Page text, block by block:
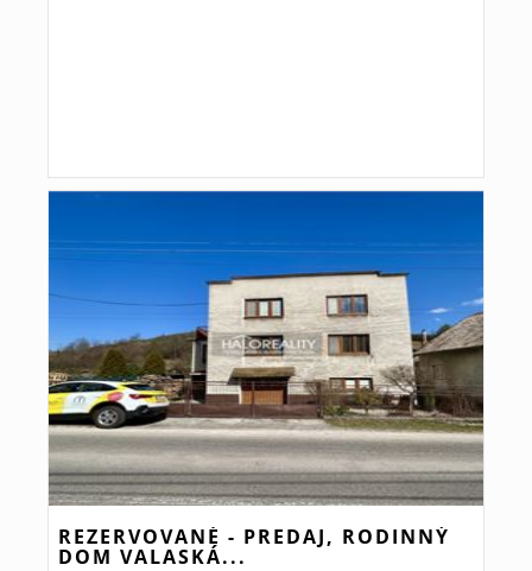
REZERVOVANÉ - PREDAJ, RODINNÝ
DOM VALASKÁ...